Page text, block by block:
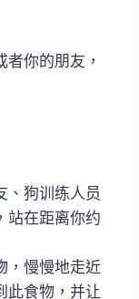
你的朋友，
、狗训练人员
站在距离你约
，慢慢地走近
此食物，并让